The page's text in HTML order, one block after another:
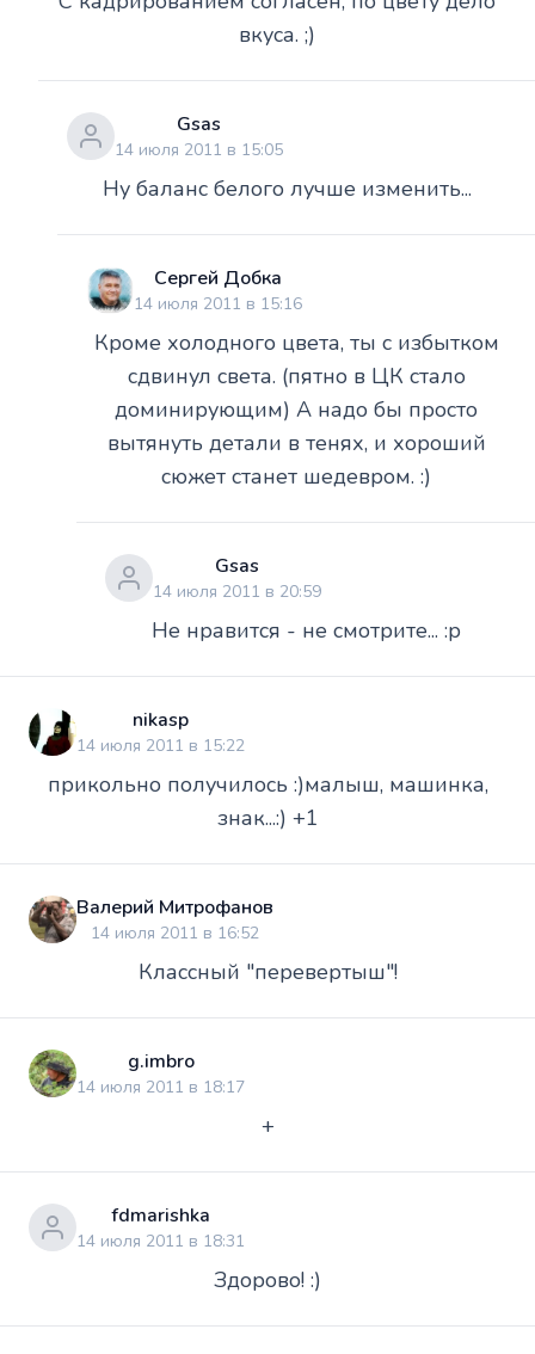
вкуса. ;)
Gsas
14 июля 2011 в 15:05
Ну баланс белого лучше изменить...
Сергей Добка
14 июля 2011 в 15:16
Кроме холодного цвета, ты с избытком
сдвинул света. (пятно в ЦК стало
доминирующим) А надо бы просто
вытянуть детали в тенях, и хороший
сюжет станет шедевром. :)
Gsas
14 июля 2011 в 20:59
Не нравится - не смотрите... :p
nikasp
14 июля 2011 в 15:22
прикольно получилось :)малыш, машинка,
знак...:) +1
Валерий Митрофанов
14 июля 2011 в 16:52
Классный "перевертыш"!
g.imbro
14 июля 2011 в 18:17
+
fdmarishka
14 июля 2011 в 18:31
Здорово! :)